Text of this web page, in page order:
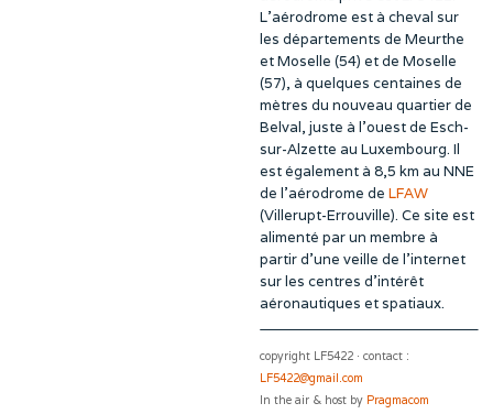
L’aérodrome est à cheval sur
les départements de Meurthe
et Moselle (54) et de Moselle
(57), à quelques centaines de
mètres du nouveau quartier de
Belval, juste à l’ouest de Esch-
sur-Alzette au Luxembourg. Il
est également à 8,5 km au NNE
de l’aérodrome de LFAW
(Villerupt-Errouville). Ce site est
alimenté par un membre à
partir d’une veille de l’internet
sur les centres d’intérêt
aéronautiques et spatiaux.
copyright LF5422 · contact :
LF5422@gmail.com
In the air & host by Pragmacom